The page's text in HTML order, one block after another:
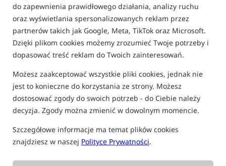
do zapewnienia prawidłowego działania, analizy ruchu
oraz wyświetlania spersonalizowanych reklam przez
partnerów takich jak Google, Meta, TikTok oraz Microsoft.
Dzięki plikom cookies możemy zrozumieć Twoje potrzeby i
dopasować treść reklam do Twoich zainteresowań.
Możesz zaakceptować wszystkie pliki cookies, jednak nie
jest to konieczne do korzystania ze strony. Możesz
dostosować zgody do swoich potrzeb - do Ciebie należy
decyzja. Zgody można zmienić w dowolnym momencie.
Szczegółowe informacje ma temat plików cookies
znajdziesz w naszej Polityce Prywatności.
(część opcji mogła zostać ukryta przez wybrany sposób filtrowania)